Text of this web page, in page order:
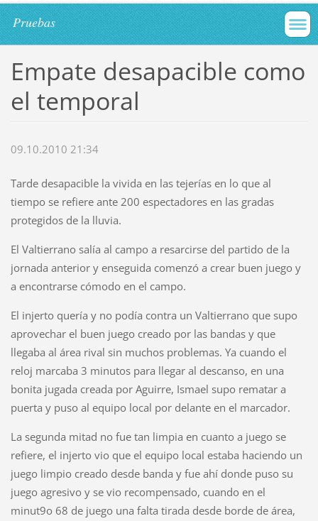
Pruebas
Empate desapacible como
el temporal
09.10.2010 21:34
Tarde desapacible la vivida en las tejerías en lo que al
tiempo se refiere ante 200 espectadores en las gradas
protegidos de la lluvia.
El Valtierrano salía al campo a resarcirse del partido de la
jornada anterior y enseguida comenzó a crear buen juego y
a encontrarse cómodo en el campo.
El injerto quería y no podía contra un Valtierrano que supo
aprovechar el buen juego creado por las bandas y que
llegaba al área rival sin muchos problemas. Ya cuando el
reloj marcaba 3 minutos para llegar al descanso, en una
bonita jugada creada por Aguirre, Ismael supo rematar a
puerta y puso al equipo local por delante en el marcador.
La segunda mitad no fue tan limpia en cuanto a juego se
refiere, el injerto vio que el equipo local estaba haciendo un
juego limpio creado desde banda y fue ahí donde puso su
juego agresivo y se vio recompensado, cuando en el
minut9o 68 de juego una falta tirada desde borde de área,